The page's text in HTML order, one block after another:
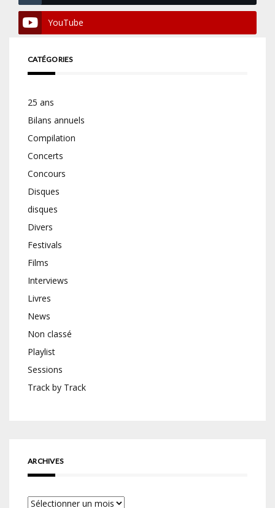
YouTube
CATÉGORIES
25 ans
Bilans annuels
Compilation
Concerts
Concours
Disques
disques
Divers
Festivals
Films
Interviews
Livres
News
Non classé
Playlist
Sessions
Track by Track
ARCHIVES
Archives